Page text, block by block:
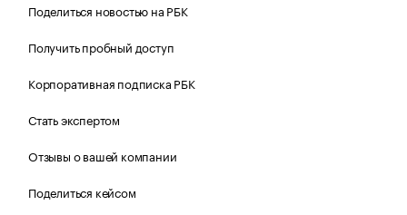
Поделиться новостью на РБК
Получить пробный доступ
Корпоративная подписка РБК
Стать экспертом
Отзывы о вашей компании
Поделиться кейсом